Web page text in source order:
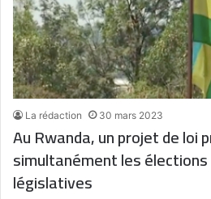
La rédaction 30 mars 2023
Au Rwanda, un projet de loi
simultanément les
législatives